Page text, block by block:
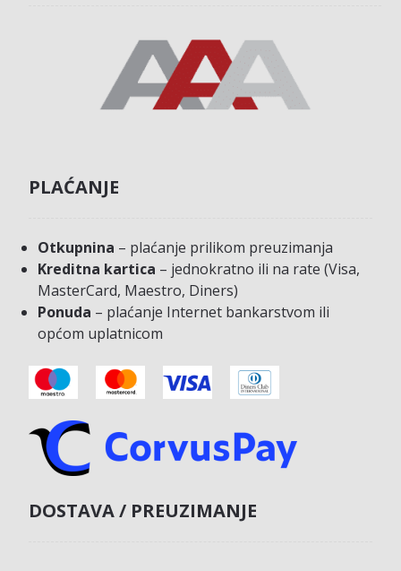
PLAĆANJE
Otkupnina – plaćanje prilikom preuzimanja
Kreditna kartica – jednokratno ili na rate (Visa,
MasterCard, Maestro, Diners)
Ponuda – plaćanje Internet bankarstvom ili
općom uplatnicom
DOSTAVA / PREUZIMANJE